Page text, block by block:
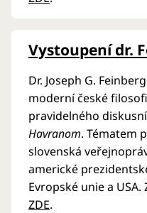
Vystoupení dr.
Dr. Joseph G.
moderní české
pravidelného
Havranom. Tématem
slovenská
americké
Evropské unie a
ZDE.